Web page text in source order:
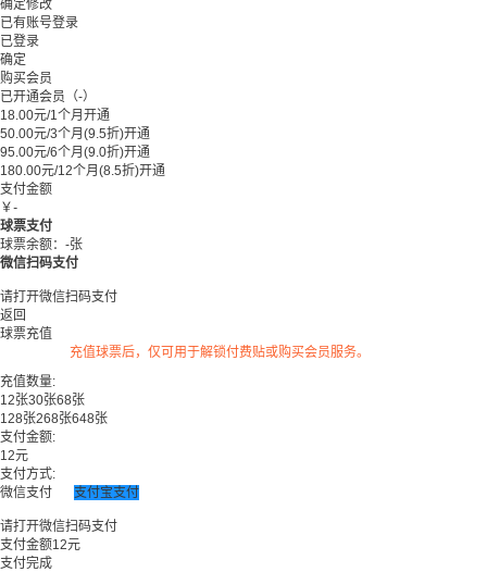
确定修改
已有账号登录
已登录
确定
购买会员
已开通会员（-）
18.00元/1个月 开通
50.00元/3个月 (9.5折)开通
95.00元/6个月 (9.0折)开通
180.00元/12个月 (8.5折)开通
支付金额
￥-
球票支付
球票余额： -张
微信扫码支付
请打开微信扫码支付
返回
球票充值
充值球票后，仅可用于解锁付费贴或购买会员服务。
充值数量:
12张30张68张
128张268张648张
支付金额:
12元
支付方式:
微信支付
支付宝支付
请打开微信扫码支付
支付金额12元
支付完成